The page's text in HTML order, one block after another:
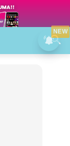
NEW